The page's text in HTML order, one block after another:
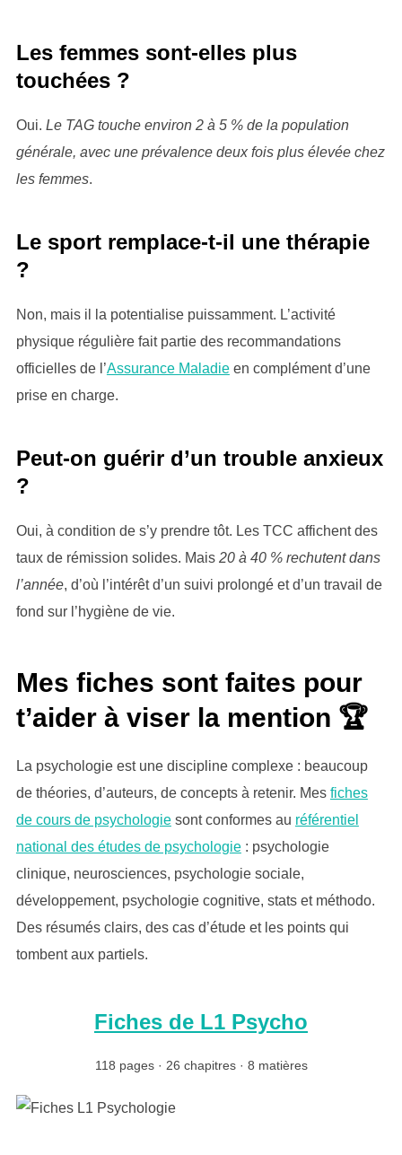
Les femmes sont-elles plus
touchées ?
Oui. Le TAG touche environ 2 à 5 % de la population
générale, avec une prévalence deux fois plus élevée chez
les femmes.
Le sport remplace-t-il une thérapie
?
Non, mais il la potentialise puissamment. L’activité
physique régulière fait partie des recommandations
officielles de l’Assurance Maladieen complément d’une
prise en charge.
Peut-on guérir d’un trouble anxieux
?
Oui, à condition de s’y prendre tôt. Les TCC affichent des
taux de rémission solides. Mais 20 à 40 % rechutent dans
l’année, d’où l’intérêt d’un suivi prolongé et d’un travail de
fond sur l’hygiène de vie.
Mes fiches sont faites pour
t’aider à viser la mention 🏆
La psychologie est une discipline complexe : beaucoup
de théories, d’auteurs, de concepts à retenir. Mes fiches
de cours de psychologiesont conformes au référentiel
national des études de psychologie: psychologie
clinique, neurosciences, psychologie sociale,
développement, psychologie cognitive, stats et méthodo.
Des résumés clairs, des cas d’étude et les points qui
tombent aux partiels.
Fiches de L1 Psycho
118 pages · 26 chapitres · 8 matières